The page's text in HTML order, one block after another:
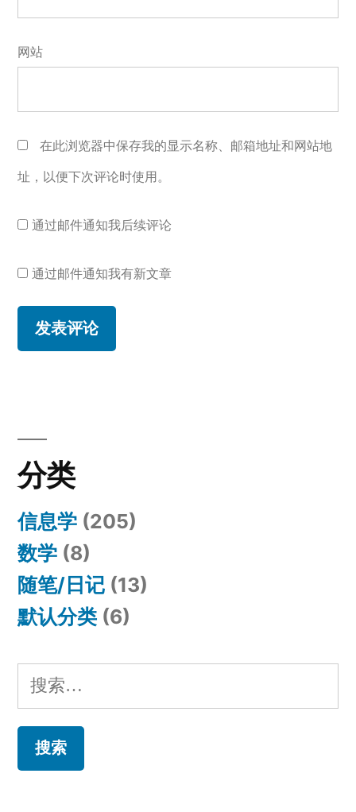
网站
在此浏览器中保存我的显示名称、邮箱地址和网站地
址，以便下次评论时使用。
通过邮件通知我后续评论
通过邮件通知我有新文章
分类
信息学 (205)
数学 (8)
随笔/日记 (13)
默认分类 (6)
搜
索：